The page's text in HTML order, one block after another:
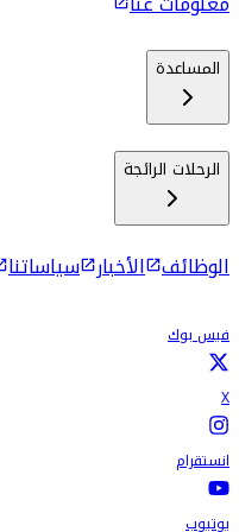
المساعدة
الرحلات الرائجة
الوظائف الأخبار سياساتنا
فيس بوك
X
انستقرام
يوتيوب